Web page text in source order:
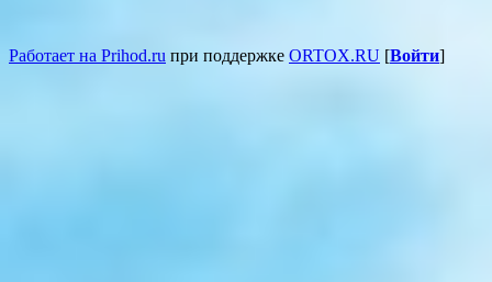
Работает на Prihod.ru при поддержке ORTOX.RU [Войти]